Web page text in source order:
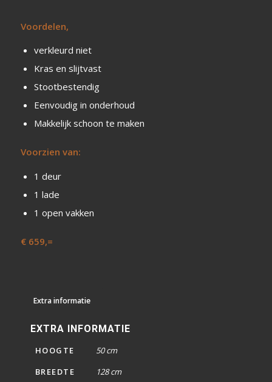
Voordelen,
verkleurd niet
Kras en slijtvast
Stootbestendig
Eenvoudig in onderhoud
Makkelijk schoon te maken
Voorzien van:
1 deur
1 lade
1 open vakken
€ 659,=
Extra informatie
EXTRA INFORMATIE
HOOGTE
50 cm
BREEDTE
128 cm